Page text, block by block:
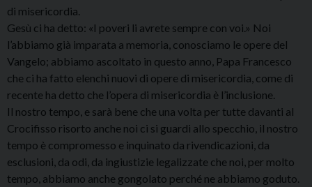
di misericordia.
Gesù ci ha detto: «I poveri li avrete sempre con voi.» Noi
l’abbiamo già imparata a memoria, conosciamo le opere del
Vangelo; abbiamo ascoltato in questo anno, Papa Francesco
che ci ha fatto elenchi nuovi di opere di misericordia, come di
recente ha detto che l’opera di misericordia è l’inclusione.
Il nostro tempo, e sarà bene che una volta per tutte davanti al
Crocifisso risorto anche noi ci si guardi allo specchio, il nostro
tempo è compromesso e inquinato da rivendicazioni, da
esclusioni, da odi, da ingiustizie legalizzate che noi, per molto
tempo, abbiamo anche gongolato perché ne abbiamo goduto.